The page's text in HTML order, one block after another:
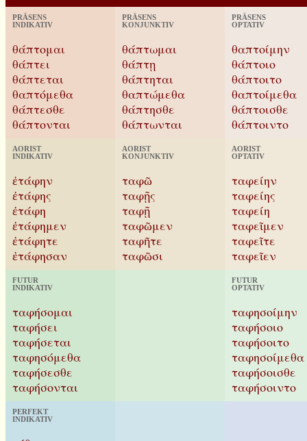
PRÄSENS
INDIKATIV
θάπτομαι
θάπτει
θάπτεται
θαπτόμεθα
θάπτεσθε
θάπτονται
PRÄSENS
KONJUNKTIV
θάπτωμαι
θάπτῃ
θάπτηται
θαπτώμεθα
θάπτησθε
θάπτωνται
PRÄSENS
OPTATIV
θαπτοίμην
θάπτοιο
θάπτοιτο
θαπτοίμεθα
θάπτοισθε
θάπτοιντο
AORIST
INDIKATIV
ἐτάφην
ἐτάφης
ἐτάφη
ἐτάφημεν
ἐτάφητε
ἐτάφησαν
AORIST
KONJUNKTIV
ταφῶ
ταφῇς
ταφῇ
ταφῶμεν
ταφῆτε
ταφῶσι
AORIST
OPTATIV
ταφείην
ταφείης
ταφείη
ταφεῖμεν
ταφεῖτε
ταφεῖεν
FUTUR
INDIKATIV
ταφήσομαι
ταφήσει
ταφήσεται
ταφησόμεθα
ταφήσεσθε
ταφήσονται
FUTUR
OPTATIV
ταφησοίμην
ταφήσοιο
ταφήσοιτο
ταφησοίμεθα
ταφήσοισθε
ταφήσοιντο
PERFEKT
INDIKATIV